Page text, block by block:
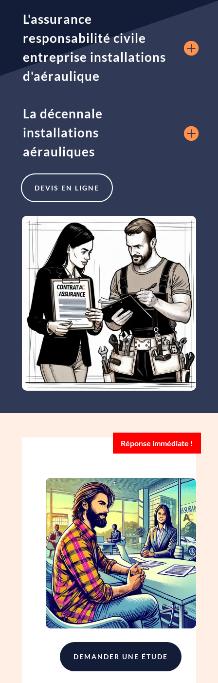
L'assurance
responsabilité civile
entreprise installations
d'aéraulique
La décennale
installations
aérauliques
DEVIS EN LIGNE
DEMANDER UNE ÉTUDE